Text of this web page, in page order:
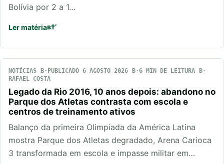
Bolívia por 2 a 1…
Ler matéria
NOTÍCIAS PUBLICADO 6 AGOSTO 2026
6 MIN DE LEITURA
RAFAEL COSTA
Legado da Rio 2016, 10 anos depois: abandono no
Parque dos Atletas contrasta com escola e
centros de treinamento ativos
Balanço da primeira Olimpíada da América Latina
mostra Parque dos Atletas degradado, Arena Carioca
3 transformada em escola e impasse militar em…